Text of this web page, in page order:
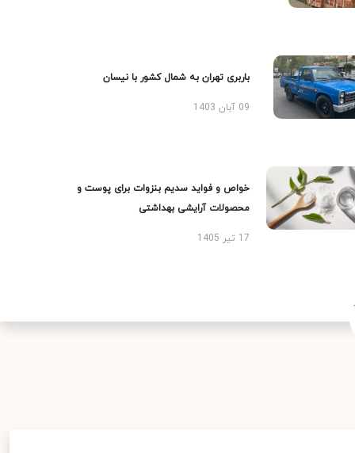
باربری تهران به شمال کشور با نیسان
09 آبان 1403
خواص و فواید سدیم بنزوات برای پوست و
محصولات آرایشی بهداشتی
17 تیر 1405